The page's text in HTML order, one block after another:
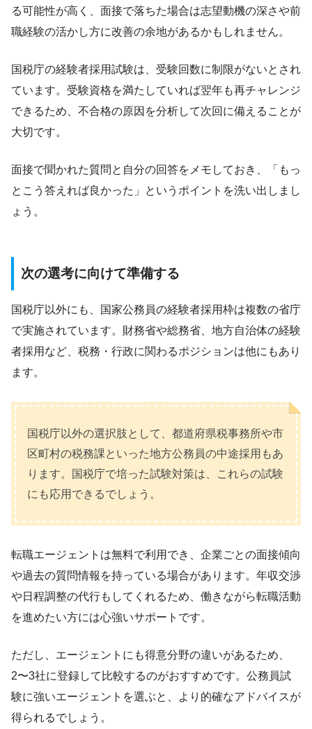
る可能性が高く、面接で落ちた場合は志望動機の深さや前
職経験の活かし方に改善の余地があるかもしれません。
国税庁の経験者採用試験は、受験回数に制限がないとされ
ています。受験資格を満たしていれば翌年も再チャレンジ
できるため、不合格の原因を分析して次回に備えることが
大切です。
面接で聞かれた質問と自分の回答をメモしておき、「もっ
とこう答えれば良かった」というポイントを洗い出しまし
ょう。
次の選考に向けて準備する
国税庁以外にも、国家公務員の経験者採用枠は複数の省庁
で実施されています。財務省や総務省、地方自治体の経験
者採用など、税務・行政に関わるポジションは他にもあり
ます。
国税庁以外の選択肢として、都道府県税事務所や市
区町村の税務課といった地方公務員の中途採用もあ
ります。国税庁で培った試験対策は、これらの試験
にも応用できるでしょう。
転職エージェントは無料で利用でき、企業ごとの面接傾向
や過去の質問情報を持っている場合があります。年収交渉
や日程調整の代行もしてくれるため、働きながら転職活動
を進めたい方には心強いサポートです。
ただし、エージェントにも得意分野の違いがあるため、
2〜3社に登録して比較するのがおすすめです。公務員試
験に強いエージェントを選ぶと、より的確なアドバイスが
得られるでしょう。